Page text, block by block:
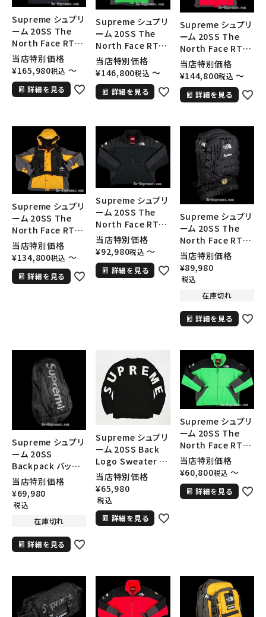
Supreme シュプリ
ーム 20SS The
North Face RTG
Jacket +Vest ノ
ースフェイスRTGジ
ャケット+ベスト ブ
ラック
当店特別価格
¥165,980税込 〜
詳細を見る
Supreme シュプリ
ーム 20SS The
North Face RTG
Jacket +Vest ノ
ースフェイスRTGジ
ャケット+ベスト ブ
ライトグリーン
当店特別価格
¥146,800税込 〜
詳細を見る
Supreme シュプリ
ーム 20SS The
North Face RTG
Jacket +Vest ノ
ースフェイスRTGジ
ャケット+ベスト ブ
ライトレッド
当店特別価格
¥144,800税込 〜
詳細を見る
Supreme シュプリ
ーム 20SS The
North Face RTG
Jacket +Vest ノ
ースフェイスRTGジ
ャケット+ベスト ゴ
ールド
当店特別価格
¥134,800税込 〜
詳細を見る
Supreme シュプリ
ーム 20SS The
North Face RTG
Fleece Jacket ノ
ースフェイスRTGフ
リースジャケット ブ
ラック
当店特別価格
¥92,980税込 〜
詳細を見る
Supreme シュプリ
ーム 20SS The
North Face RTG
Backpack ノース
フェイスRTGバック
パック リュック ブラ
当店特別価格
¥89,980
税込
在庫切れ
詳細を見る
Supreme シュプリ
ーム 20SS
Backpack バック
パック リュック バッ
グ ブラック
当店特別価格
¥69,980
税込
在庫切れ
詳細を見る
Supreme シュプリ
ーム 20SS Back
Logo Sweater バ
ックロゴクルーネッ
クセーター ブラック
当店特別価格
¥65,980
税込
詳細を見る
Supreme シュプリ
ーム 20SS The
North Face RTG
Fleece Jacket ノ
ースフェイスRTGフ
リースジャケット ブ
ライトグリーン
当店特別価格
¥60,800税込 〜
詳細を見る